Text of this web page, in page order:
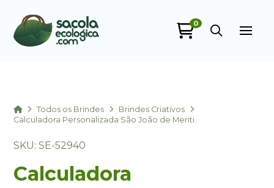
0
HomeTodos os Brindes
Brindes Criativos
Calculadora Personalizada São João de Meriti
SKU: SE-52940
Calculadora